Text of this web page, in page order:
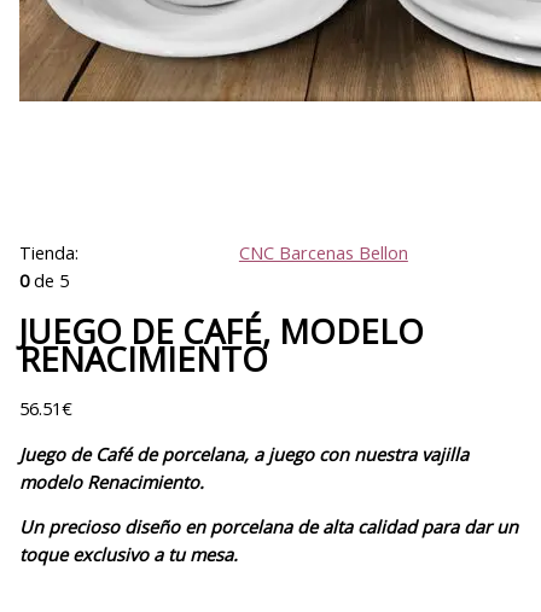
Tienda:
CNC Barcenas Bellon
0de 5
JUEGO DE CAFÉ, MODELO
RENACIMIENTO
56.51€
Juego de Café de porcelana, a juego con nuestra vajilla
modelo Renacimiento.
Un precioso diseño en porcelana de alta calidad para dar un
toque exclusivo a tu mesa.